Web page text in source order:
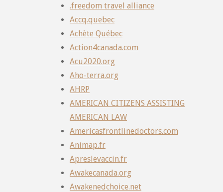
.freedom travel alliance
Accq.quebec
Achète Québec
Action4canada.com
Acu2020.org
Aho-terra.org
AHRP
AMERICAN CITIZENS ASSISTING
AMERICAN LAW
Americasfrontlinedoctors.com
Animap.fr
Apreslevaccin.fr
Awakecanada.org
Awakenedchoice.net